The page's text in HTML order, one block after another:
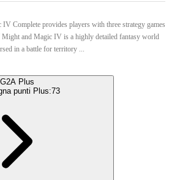
Complete provides players with three strategy games
Might and Magic IV is a highly detailed fantasy world
in a battle for territory ...
G2A Plus
punti Plus:73